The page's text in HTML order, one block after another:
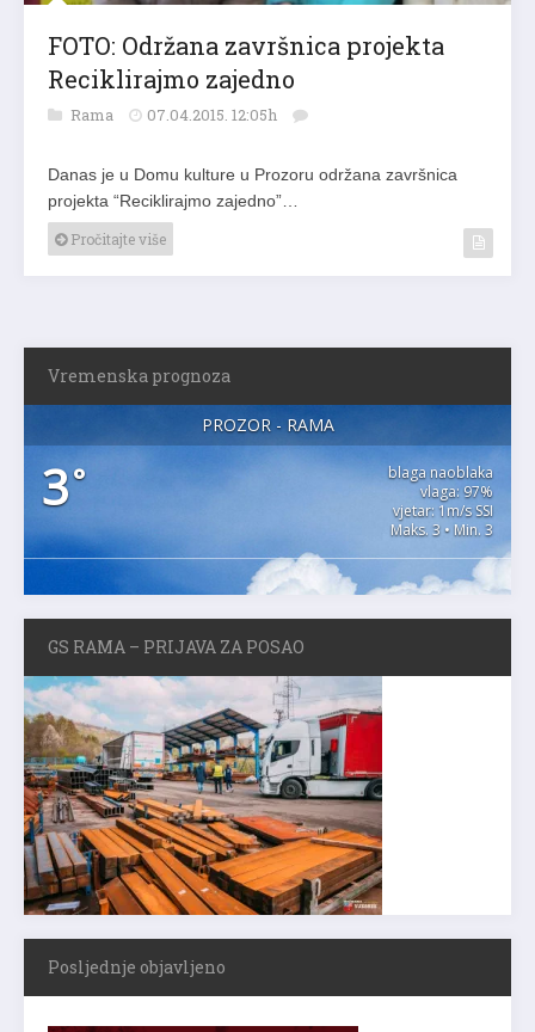
FOTO: Održana završnica projekta
Reciklirajmo zajedno
Rama 07.04.2015. 12:05h
Danas je u Domu kulture u Prozoru održana završnica
projekta “Reciklirajmo zajedno”…
Pročitajte više
Vremenska prognoza
PROZOR - RAMA
3°
blaga naoblaka
vlaga: 97%
vjetar: 1m/s SSI
Maks. 3 • Min. 3
GS RAMA – PRIJAVA ZA POSAO
Posljednje objavljeno